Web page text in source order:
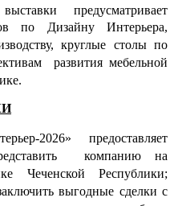
предусматривает
по Дизайну Интерьера,
, круглые столы по
развития мебельной
2026» предоставляет
компанию на
Чеченской Республики;
выгодные сделки с